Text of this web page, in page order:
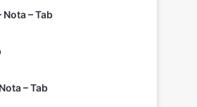
Nota – Tab
– Tab